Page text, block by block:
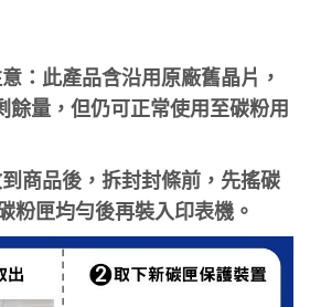
意：此產品含沿用原廠舊晶片，
餘量，但仍可正常使用至碳粉用
到商品後，拆封封條前，先搖碳
粉匣均勻後再裝入印表機。